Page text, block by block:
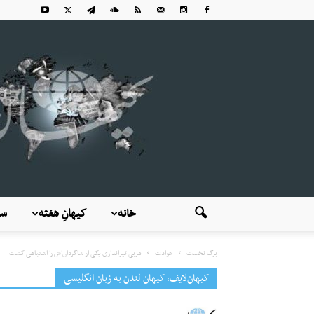
کیهانِ هفته خانه
برگ نخست حوادث مربی تیراندازی یکی از شاگردان‌اش را اشتباهی کشت
کیهان‌لایف، کیهان لندن به زبان انگلیسی